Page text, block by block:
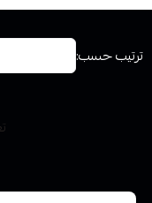
ترتيب حسب: